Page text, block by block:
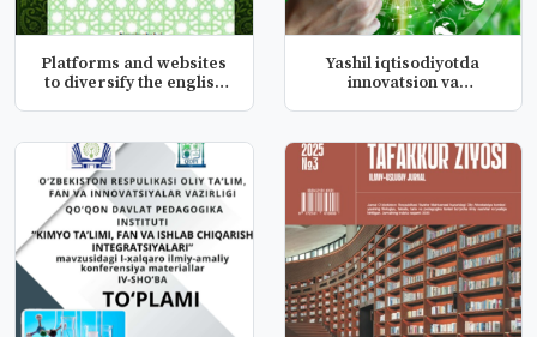
Platforms and websites
to diversify the english
Yashil iqtisodiyotda
innovatsion va